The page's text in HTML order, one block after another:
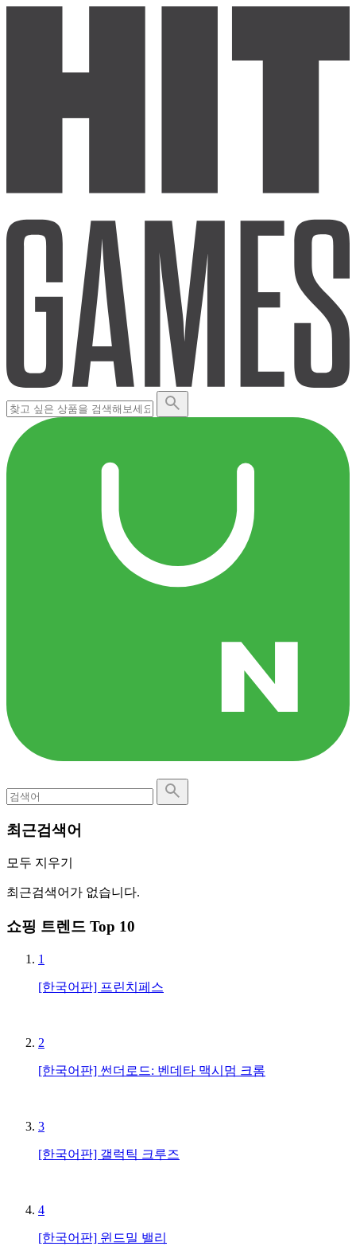
최근검색어
모두 지우기
최근검색어가 없습니다.
쇼핑 트렌드 Top 10
1
[한국어판] 프린치페스
2
[한국어판] 썬더로드: 벤데타 맥시멈 크롬
3
[한국어판] 갤럭틱 크루즈
4
[한국어판] 윈드밀 밸리